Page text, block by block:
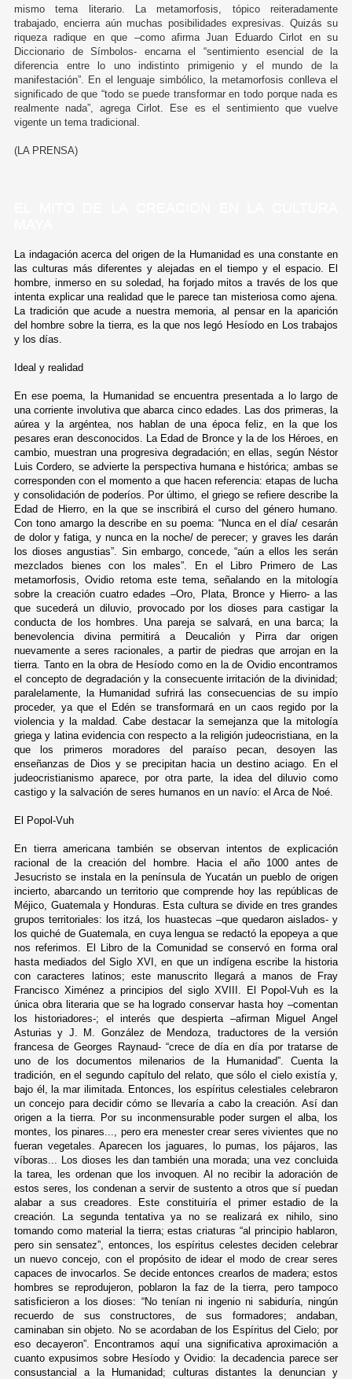
mismo tema literario. La metamorfosis, tópico reiteradamente
trabajado, encierra aún muchas posibilidades expresivas. Quizás su
riqueza radique en que –como afirma Juan Eduardo Cirlot en su
Diccionario de Símbolos- encarna el “sentimiento esencial de la
diferencia entre lo uno indistinto primigenio y el mundo de la
manifestación”. En el lenguaje simbólico, la metamorfosis conlleva el
significado de que “todo se puede transformar en todo porque nada es
realmente nada”, agrega Cirlot. Ese es el sentimiento que vuelve
vigente un tema tradicional.
(LA PRENSA)
La indagación acerca del origen de la Humanidad es una constante en
las culturas más diferentes y alejadas en el tiempo y el espacio. El
hombre, inmerso en su soledad, ha forjado mitos a través de los que
intenta explicar una realidad que le parece tan misteriosa como ajena.
La tradición que acude a nuestra memoria, al pensar en la aparición
del hombre sobre la tierra, es la que nos legó Hesíodo en Los trabajos
y los días.
Ideal y realidad
En ese poema, la Humanidad se encuentra presentada a lo largo de
una corriente involutiva que abarca cinco edades. Las dos primeras, la
aúrea y la argéntea, nos hablan de una época feliz, en la que los
pesares eran desconocidos. La Edad de Bronce y la de los Héroes, en
cambio, muestran una progresiva degradación; en ellas, según Néstor
Luis Cordero, se advierte la perspectiva humana e histórica; ambas se
corresponden con el momento a que hacen referencia: etapas de lucha
y consolidación de poderíos. Por último, el griego se refiere describe la
Edad de Hierro, en la que se inscribirá el curso del género humano.
Con tono amargo la describe en su poema: “Nunca en el día/ cesarán
de dolor y fatiga, y nunca en la noche/ de perecer; y graves les darán
los dioses angustias”. Sin embargo, concede, “aún a ellos les serán
mezclados bienes con los males”. En el Libro Primero de Las
metamorfosis, Ovidio retoma este tema, señalando en la mitología
sobre la creación cuatro edades –Oro, Plata, Bronce y Hierro- a las
que sucederá un diluvio, provocado por los dioses para castigar la
conducta de los hombres. Una pareja se salvará, en una barca; la
benevolencia divina permitirá a Deucalión y Pirra dar origen
nuevamente a seres racionales, a partir de piedras que arrojan en la
tierra. Tanto en la obra de Hesíodo como en la de Ovidio encontramos
el concepto de degradación y la consecuente irritación de la divinidad;
paralelamente, la Humanidad sufrirá las consecuencias de su impío
proceder, ya que el Edén se transformará en un caos regido por la
violencia y la maldad. Cabe destacar la semejanza que la mitología
griega y latina evidencia con respecto a la religión judeocristiana, en la
que los primeros moradores del paraíso pecan, desoyen las
enseñanzas de Dios y se precipitan hacia un destino aciago. En el
judeocristianismo aparece, por otra parte, la idea del diluvio como
castigo y la salvación de seres humanos en un navío: el Arca de Noé.
El Popol-Vuh
En tierra americana también se observan intentos de explicación
racional de la creación del hombre. Hacia el año 1000 antes de
Jesucristo se instala en la península de Yucatán un pueblo de origen
incierto, abarcando un territorio que comprende hoy las repúblicas de
Méjico, Guatemala y Honduras. Esta cultura se divide en tres grandes
grupos territoriales: los itzá, los huastecas –que quedaron aislados- y
los quiché de Guatemala, en cuya lengua se redactó la epopeya a que
nos referimos. El Libro de la Comunidad se conservó en forma oral
hasta mediados del Siglo XVI, en que un indígena escribe la historia
con caracteres latinos; este manuscrito llegará a manos de Fray
Francisco Ximénez a principios del siglo XVIII. El Popol-Vuh es la
única obra literaria que se ha logrado conservar hasta hoy –comentan
los historiadores-; el interés que despierta –afirman Miguel Angel
Asturias y J. M. González de Mendoza, traductores de la versión
francesa de Georges Raynaud- “crece de día en día por tratarse de
uno de los documentos milenarios de la Humanidad”. Cuenta la
tradición, en el segundo capítulo del relato, que sólo el cielo existía y,
bajo él, la mar ilimitada. Entonces, los espíritus celestiales celebraron
un concejo para decidir cómo se llevaría a cabo la creación. Así dan
origen a la tierra. Por su inconmensurable poder surgen el alba, los
montes, los pinares..., pero era menester crear seres vivientes que no
fueran vegetales. Aparecen los jaguares, lo pumas, los pájaros, las
víboras... Los dioses les dan también una morada; una vez concluida
la tarea, les ordenan que los invoquen. Al no recibir la adoración de
estos seres, los condenan a servir de sustento a otros que sí puedan
alabar a sus creadores. Este constituiría el primer estadio de la
creación. La segunda tentativa ya no se realizará ex nihilo, sino
tomando como material la tierra; estas criaturas “al principio hablaron,
pero sin sensatez”, entonces, los espíritus celestes deciden celebrar
un nuevo concejo, con el propósito de idear el modo de crear seres
capaces de invocarlos. Se decide entonces crearlos de madera; estos
hombres se reprodujeron, poblaron la faz de la tierra, pero tampoco
satisficieron a los dioses: “No tenían ni ingenio ni sabiduría, ningún
recuerdo de sus constructores, de sus formadores; andaban,
caminaban sin objeto. No se acordaban de los Espíritus del Cielo; por
eso decayeron”. Encontramos aquí una significativa aproximación a
cuanto expusimos sobre Hesíodo y Ovidio: la decadencia parece ser
consustancial a la Humanidad; culturas distantes la denuncian y